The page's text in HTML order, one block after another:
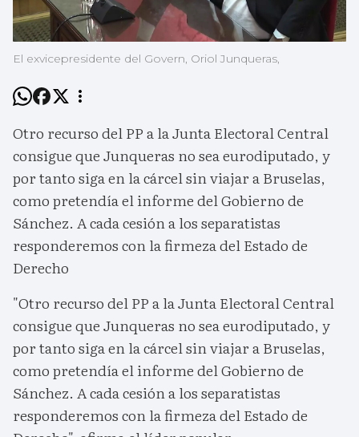
El exvicepresidente del Govern, Oriol Junqueras,
Otro recurso del PP a la Junta Electoral Central
consigue que Junqueras no sea eurodiputado, y
por tanto siga en la cárcel sin viajar a Bruselas,
como pretendía el informe del Gobierno de
Sánchez. A cada cesión a los separatistas
responderemos con la firmeza del Estado de
Derecho
"Otro recurso del PP a la Junta Electoral Central
consigue que Junqueras no sea eurodiputado, y
por tanto siga en la cárcel sin viajar a Bruselas,
como pretendía el informe del Gobierno de
Sánchez. A cada cesión a los separatistas
responderemos con la firmeza del Estado de